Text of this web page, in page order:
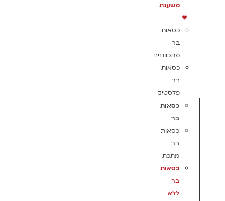
משענת
כסאות
בר
מתכווננים
כסאות
בר
פלסטיק
כסאות
בר
כסאות
בר
מתכת
כסאות
בר
ללא